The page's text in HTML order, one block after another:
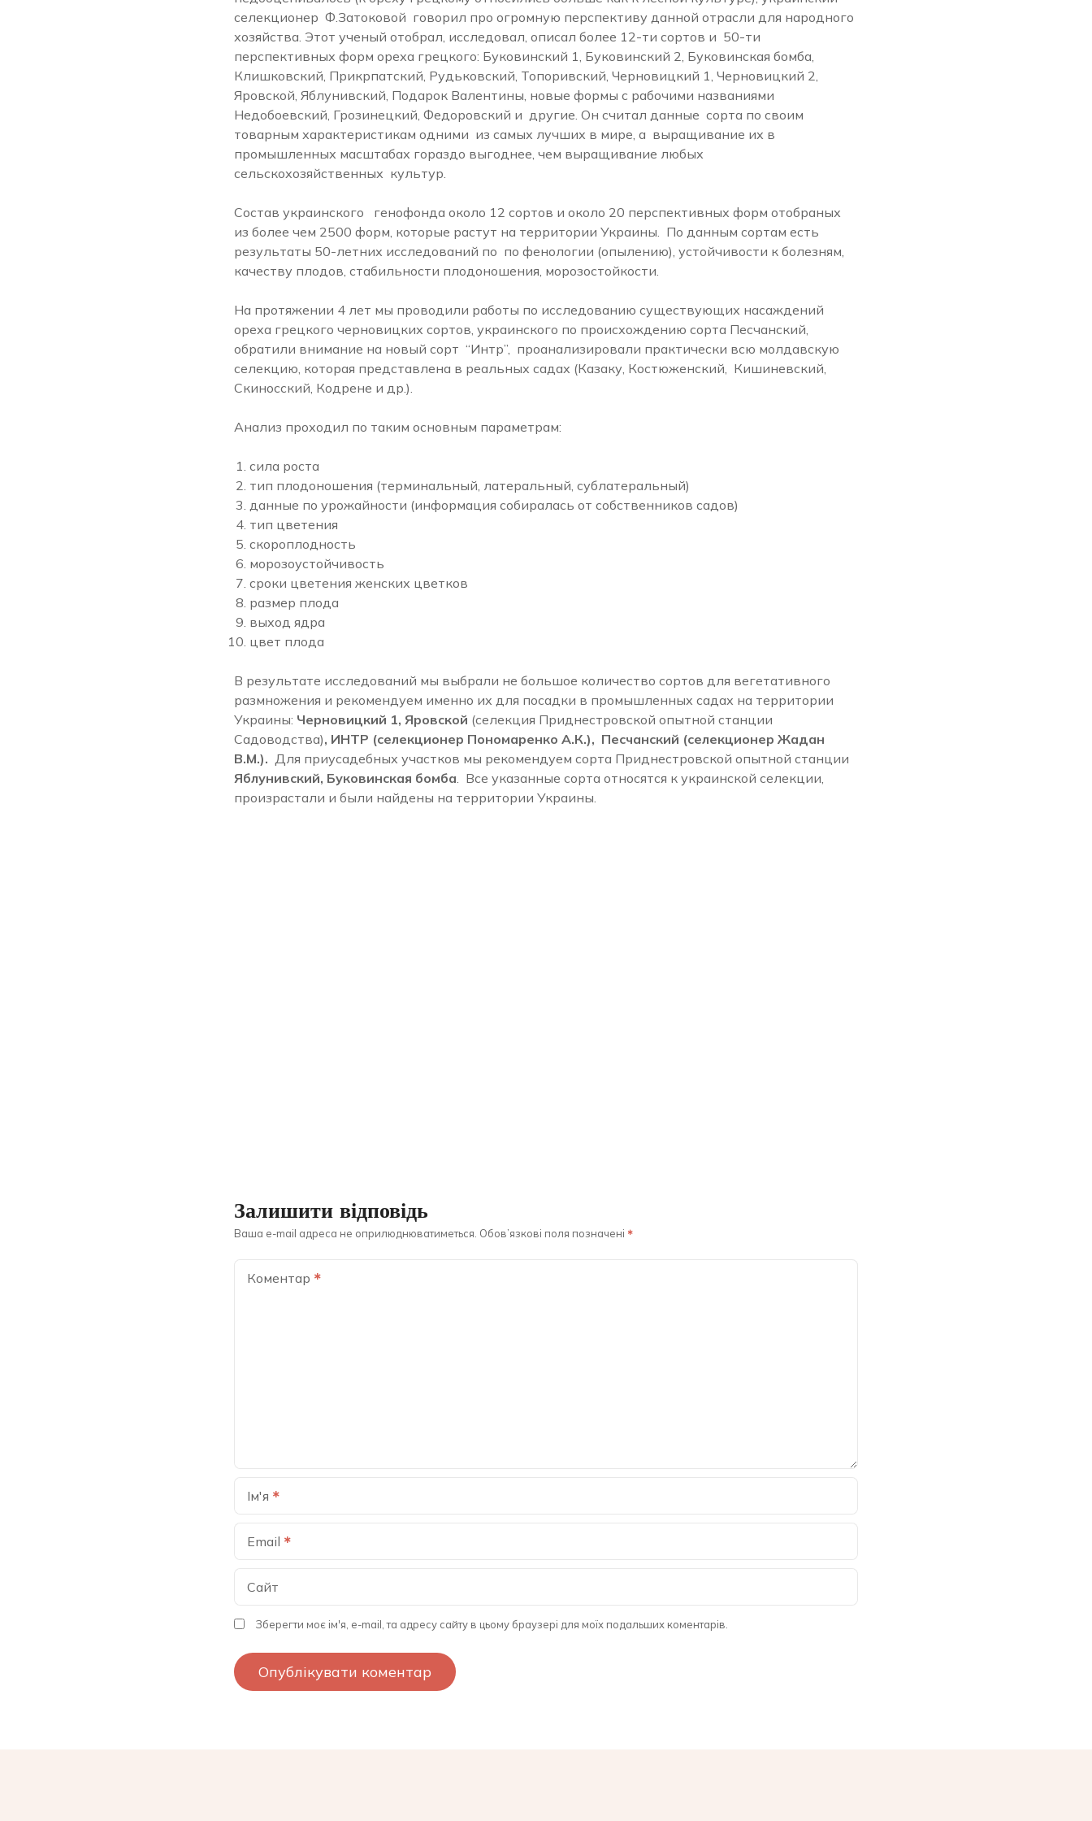
селекционер Ф.Затоковой говорил про огромную перспективу данной отрасли для народного
хозяйства. Этот ученый отобрал, исследовал, описал более 12-ти сортов и 50-ти
перспективных форм ореха грецкого: Буковинский 1, Буковинский 2, Буковинская бомба,
Клишковский, Прикрпатский, Рудьковский, Топоривский, Черновицкий 1, Черновицкий 2,
Яровской, Яблунивский, Подарок Валентины, новые формы с рабочими названиями
Недобоевский, Грозинецкий, Федоровский и другие. Он считал данные сорта по своим
товарным характеристикам одними из самых лучших в мире, а выращивание их в
промышленных масштабах гораздо выгоднее, чем выращивание любых
сельскохозяйственных культур.
Состав украинского генофонда около 12 сортов и около 20 перспективных форм отобраных
из более чем 2500 форм, которые растут на территории Украины. По данным сортам есть
результаты 50-летних исследований по по фенологии (опылению), устойчивости к болезням,
качеству плодов, стабильности плодоношения, морозостойкости.
На протяжении 4 лет мы проводили работы по исследованию существующих насаждений
ореха грецкого черновицких сортов, украинского по происхождению сорта Песчанский,
обратили внимание на новый сорт “Интр”, проанализировали практически всю молдавскую
селекцию, которая представлена в реальных садах (Казаку, Костюженский, Кишиневский,
Скиносский, Кодрене и др.).
Анализ проходил по таким основным параметрам:
сила роста
тип плодоношения (терминальный, латеральный, сублатеральный)
данные по урожайности (информация собиралась от собственников садов)
тип цветения
скороплодность
морозоустойчивость
сроки цветения женских цветков
размер плода
выход ядра
цвет плода
В результате исследований мы выбрали не большое количество сортов для вегетативного
размножения и рекомендуем именно их для посадки в промышленных садах на территории
Украины: Черновицкий 1, Яровской (селекция Приднестровской опытной станции
Садоводства), ИНТР (селекционер Пономаренко А.К.), Песчанский (селекционер Жадан
В.М.). Для приусадебных участков мы рекомендуем сорта Приднестровской опытной станции
Яблунивский, Буковинская бомба. Все указанные сорта относятся к украинской селекции,
произрастали и были найдены на территории Украины.
Залишити відповідь
Ваша e-mail адреса не оприлюднюватиметься. Обов’язкові поля позначені
Коментар
Ім'я
Email
Сайт
Зберегти моє ім'я, e-mail, та адресу сайту в цьому браузері для моїх подальших коментарів.